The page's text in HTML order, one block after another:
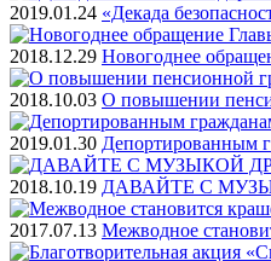
2019.01.24 «Декада
2018.12.29 Новогоднее
2018.10.03 О повышении
2019.01.30 Депортированным
2018.10.19 ДАВАЙТЕ С
2017.07.13 Межводное